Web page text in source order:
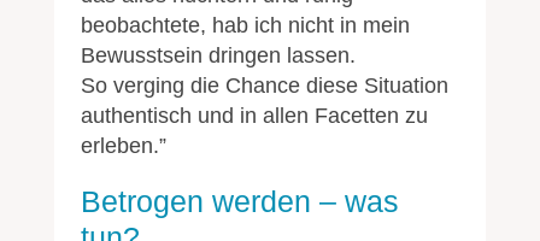
beobachtete, hab ich nicht in mein
Bewusstsein dringen lassen.
So verging die Chance diese Situation
authentisch und in allen Facetten zu
erleben.”
Betrogen werden – was